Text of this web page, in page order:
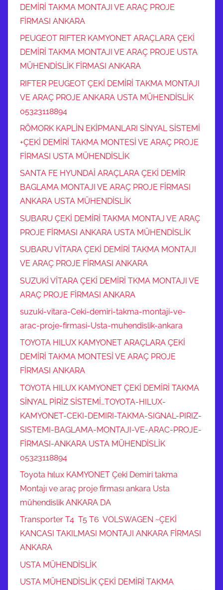
DEMİRİ TAKMA MONTAJI VE ARAÇ PROJE
FİRMASI ANKARA
PEUGEOT RIFTER KAMYONET ARAÇLARA ÇEKİ
DEMİRİ TAKMA MONTAJI VE ARAÇ PROJE USTA
MÜHENDİSLİK FİRMASI ANKARA
RIFTER PEUGEOT ÇEKİ DEMİRİ TAKMA MONTAJI
VE ARAÇ PROJE ANKARA USTA MÜHENDİSLİK
05323118894
RÖMORK KAPLİN EKİPMANLARI SİNYAL SİSTEMİ
+ÇEKİ DEMİRİ TAKMA MONTESİ VE ARAÇ PROJE
FİRMASI USTA MÜHENDİSLİK
SANTA FE HYUNDAİ ARAÇLARA ÇEKİ DEMİR
BAGLAMA MONTAJI VE ARAÇ PROJE FİRMASI
ANKARA USTA MÜHENDİSLİK
SUBARU ÇEKİ DEMİRİ TAKMA MONTAJ VE ARAÇ
PROJE FİRMASI ANKARA USTA MÜHENDİSLİK
SUBARU VİTARA ÇEKİ DEMİRİ TAKMA MONTAJI
VE ARAÇ PROJE FİRMASI ANKARA
SUZUKİ VİTARA ÇEKİ DEMİRİ TKMA MONTAJI VE
ARAÇ PROJE FİRMASI ANKARA
suzuki-vitara-Ceki-demiri-takma-montaji-ve-
arac-proje-firmasi-Usta-muhendislik-ankara
TOYOTA HILUX KAMYONET ARAÇLARA ÇEKİ
DEMİRİ TAKMA MONTESİ VE ARAÇ PROJE
FİRMASI ANKARA
TOYOTA HILUX KAMYONET ÇEKİ DEMİRİ TAKMA
SİNYAL PİRİZ SİSTEMİ…TOYOTA-HILUX-
KAMYONET-CEKI-DEMIRI-TAKMA-SIGNAL-PIRIZ-
SISTEMI-BAGLAMA-MONTAJI-VE-ARAC-PROJE-
FİRMASI-ANKARA USTA MÜHENDİSLİK
05323118894
Toyota hılux KAMYONET Çeki Demiri takma
Montajı ve araç proje firması ankara Usta
mühendislik ANKARA DA
Transporter T4 T5 T6 VOLSWAGEN ~ÇEKİ
KANCASI TAKILMASI MONTAJI ANKARA FİRMASI
ANKARA
USTA MÜHENDİSLİK
USTA MÜHENDİSLİK ÇEKİ DEMİRİ TAKMA